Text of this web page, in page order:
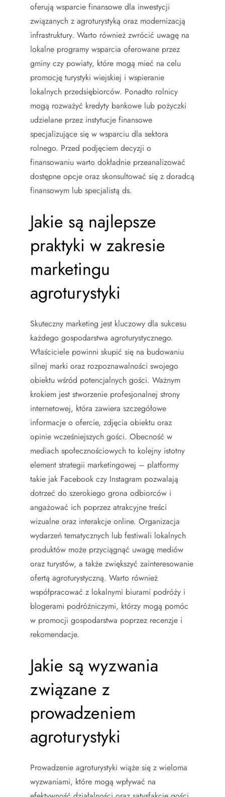
oferują wsparcie finansowe dla inwestycji
związanych z agroturystyką oraz modernizacją
infrastruktury. Warto również zwrócić uwagę na
lokalne programy wsparcia oferowane przez
gminy czy powiaty, które mogą mieć na celu
promocję turystyki wiejskiej i wspieranie
lokalnych przedsiębiorców. Ponadto rolnicy
mogą rozważyć kredyty bankowe lub pożyczki
udzielane przez instytucje finansowe
specjalizujące się w wsparciu dla sektora
rolnego. Przed podjęciem decyzji o
finansowaniu warto dokładnie przeanalizować
dostępne opcje oraz skonsultować się z doradcą
finansowym lub specjalistą ds.
Jakie są najlepsze
praktyki w zakresie
marketingu
agroturystyki
Skuteczny marketing jest kluczowy dla sukcesu
każdego gospodarstwa agroturystycznego.
Właściciele powinni skupić się na budowaniu
silnej marki oraz rozpoznawalności swojego
obiektu wśród potencjalnych gości. Ważnym
krokiem jest stworzenie profesjonalnej strony
internetowej, która zawiera szczegółowe
informacje o ofercie, zdjęcia obiektu oraz
opinie wcześniejszych gości. Obecność w
mediach społecznościowych to kolejny istotny
element strategii marketingowej – platformy
takie jak Facebook czy Instagram pozwalają
dotrzeć do szerokiego grona odbiorców i
angażować ich poprzez atrakcyjne treści
wizualne oraz interakcje online. Organizacja
wydarzeń tematycznych lub festiwali lokalnych
produktów może przyciągnąć uwagę mediów
oraz turystów, a także zwiększyć zainteresowanie
ofertą agroturystyczną. Warto również
współpracować z lokalnymi biurami podróży i
blogerami podróżniczymi, którzy mogą pomóc
w promocji gospodarstwa poprzez recenzje i
rekomendacje.
Jakie są wyzwania
związane z
prowadzeniem
agroturystyki
Prowadzenie agroturystyki wiąże się z wieloma
wyzwaniami, które mogą wpływać na